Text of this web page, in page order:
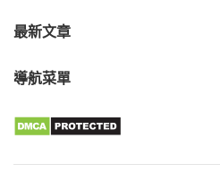
最新文章
導航菜單